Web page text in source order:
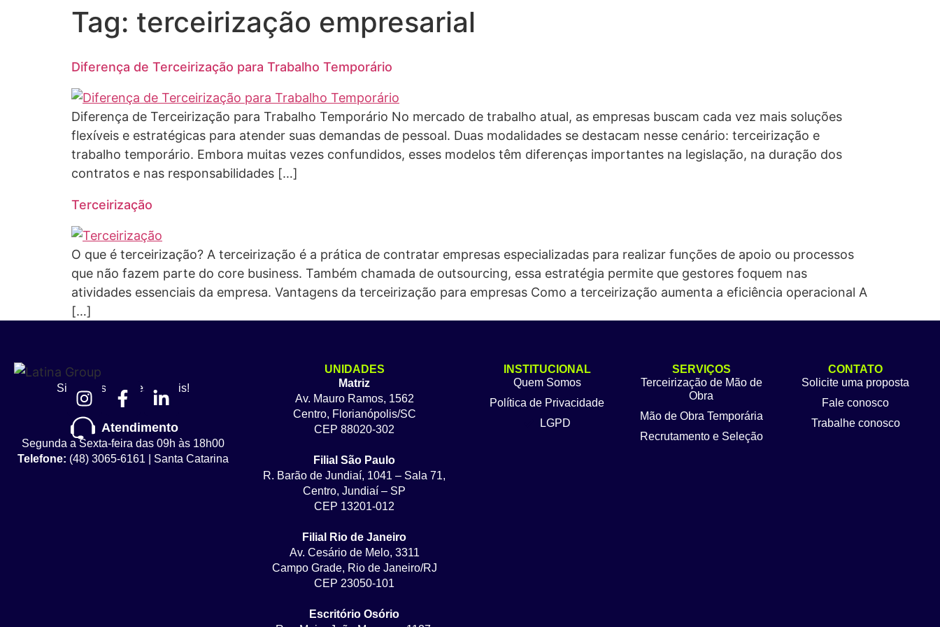
Tag: terceirização empresarial
Diferença de Terceirização para Trabalho Temporário
Diferença de Terceirização para Trabalho Temporário No mercado de trabalho atual, as empresas buscam cada vez mais soluções
flexíveis e estratégicas para atender suas demandas de pessoal. Duas modalidades se destacam nesse cenário: terceirização e
trabalho temporário. Embora muitas vezes confundidos, esses modelos têm diferenças importantes na legislação, na duração dos
contratos e nas responsabilidades […]
Terceirização
O que é terceirização? A terceirização é a prática de contratar empresas especializadas para realizar funções de apoio ou processos
que não fazem parte do core business. Também chamada de outsourcing, essa estratégia permite que gestores foquem nas
atividades essenciais da empresa. Vantagens da terceirização para empresas Como a terceirização aumenta a eficiência operacional A
[…]
Siga nossas redes sociais!
Atendimento
Segunda a Sexta-feira das 09h às 18h00
Telefone: (48) 3065-6161 | Santa Catarina
UNIDADES
Matriz
Av. Mauro Ramos, 1562
Centro, Florianópolis/SC
CEP 88020-302
Filial São Paulo
R. Barão de Jundiaí, 1041 – Sala 71,
Centro, Jundiaí – SP
CEP 13201-012
Filial Rio de Janeiro
Av. Cesário de Melo, 3311
Campo Grade, Rio de Janeiro/RJ
CEP 23050-101
Escritório Osório
INSTITUCIONAL
Quem Somos
Política de Privacidade
LGPD
SERVIÇOS
Terceirização de Mão de
Obra
Mão de Obra Temporária
Recrutamento e Seleção
CONTATO
Solicite uma proposta
Fale conosco
Trabalhe conosco